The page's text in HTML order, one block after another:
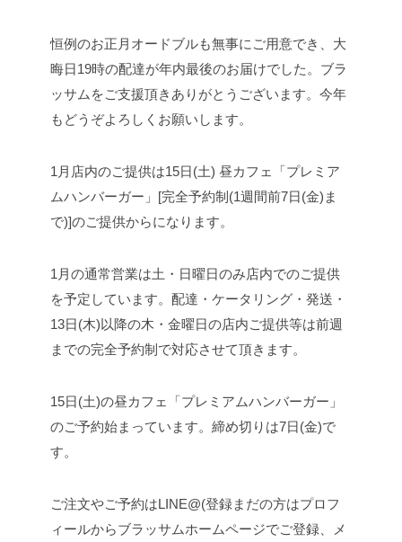
恒例のお正月オードブルも無事にご用意でき、大
晦日19時の配達が年内最後のお届けでした。 ブラ
ッサムをご支援頂きありがとうございます。今年
もどうぞよろしくお願いします。
1月店内のご提供は15日(土) 昼カフェ「プレミア
ムハンバーガー」[完全予約制(1週間前7日(金)ま
で)]のご提供からになります。
1月の通常営業は土・日曜日のみ店内でのご提供
を予定しています。 配達・ケータリング・発送・
13日(木)以降の木・金曜日の店内ご提供等は前週
までの完全予約制で対応させて頂きます。
15日(土)の昼カフェ「プレミアムハンバーガー」
のご予約始まっています。締め切りは7日(金)で
す。
ご注文やご予約はLINE@(登録まだの方はプロフ
ィールからブラッサムホームページでご登録、メ